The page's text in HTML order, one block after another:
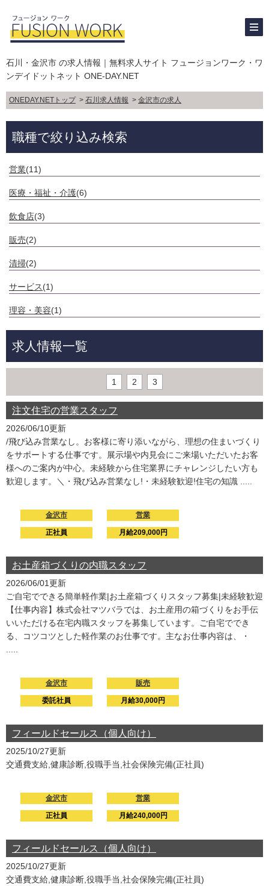
石川・金沢市 の求人情報｜無料求人サイト フュージョンワーク・ワ
ンデイドットネット ONE-DAY.NET
ONEDAY.NETトップ > 石川求人情報 > 金沢市の求人
職種で絞り込み検索
営業(11)
医療・福祉・介護(6)
飲食店(3)
販売(2)
清掃(2)
サービス(1)
理容・美容(1)
求人情報一覧
1 2 3
注文住宅の営業スタッフ
2026/06/10更新
/飛び込み営業なし。お客様に寄り添いながら、理想の住まいづくり
をサポートする仕事です。展示場や内見会にご来場いただいたお客
様へのご案内が中心。未経験から住宅業界にチャレンジしたい方も
歓迎します。＼・飛び込み営業なし!・未経験歓迎!住宅の知識 .....
金沢市 営業
正社員 月給209,000円
お土産箱づくりの内職スタッフ
2026/06/01更新
ご自宅でできる簡単軽作業|お土産箱づくりスタッフ募集|未経験歓迎
【仕事内容】株式会社マツバラでは、お土産用の箱づくりをお手伝
いいただける在宅内職スタッフを募集しています。ご自宅ででき
る、コツコツとした軽作業のお仕事です。主なお仕事内容は、・
.....
金沢市 販売
委託社員 月給30,000円
フィールドセールス（個人向け）
2025/10/27更新
交通費支給,健康診断,役職手当,社会保険完備(正社員)
金沢市 営業
正社員 月給240,000円
フィールドセールス（個人向け）
2025/10/27更新
交通費支給,健康診断,役職手当,社会保険完備(正社員)